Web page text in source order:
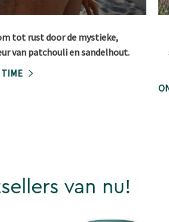
tot rust door de mystieke,
van patchouli en sandelhout.
TIME
van nu!